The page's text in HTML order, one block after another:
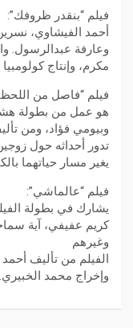
فيلم “بنقدر ظروفك”:
أحمد الفيشاوي،
وعارفة عبدالرسول.
مكرم، وإنتاج كولومبيا
فيلم “فاصل من
هو عمل من بطولة
وبيومي فؤاد، ومن
تدور أحداثه حول
يغير مسار حياتهما
فيلم “عالماشي”:
يشارك في بطولة
كريم عفيفي، آية
وغيرهم
الفيلم من تأليف
وإخراج محمد الخبيري.